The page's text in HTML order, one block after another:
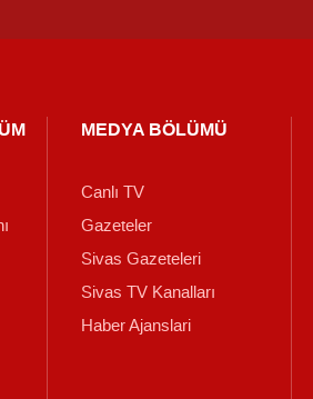
MEDYA BÖLÜMÜ
Canlı TV
Gazeteler
Sivas Gazeteleri
Sivas TV Kanalları
Haber Ajanslari